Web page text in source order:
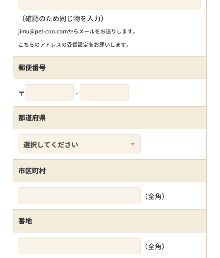
（確認のため同じ物を入力）
jimu@pet-coo.comからメールをお送りします。
こちらのアドレスの受信設定をお願いします。
郵便番号
〒 -
都道府県
市区町村
（全角）
番地
（全角）